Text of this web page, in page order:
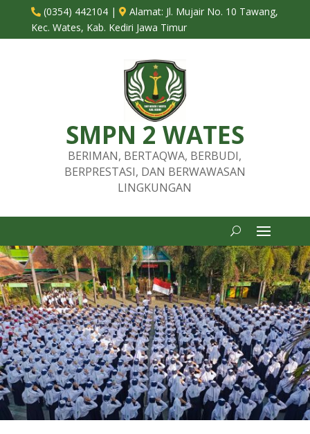
 (0354) 442104|  Alamat: Jl. Mujair No. 10 Tawang,
Kec. Wates, Kab. Kediri Jawa Timur
SMPN 2 WATES
BERIMAN, BERTAQWA, BERBUDI,
BERPRESTASI, DAN BERWAWASAN
LINGKUNGAN